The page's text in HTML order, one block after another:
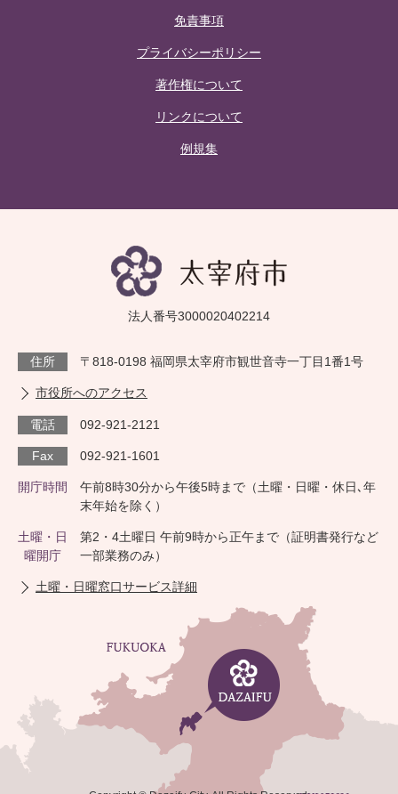
免責事項
プライバシーポリシー
著作権について
リンクについて
例規集
法人番号3000020402214
住所 〒818-0198 福岡県太宰府市観世音寺一丁目1番1号
市役所へのアクセス
電話 092-921-2121
Fax 092-921-1601
開庁時間
午前8時30分から午後5時まで（土曜・日曜・休日､年
末年始を除く）
土曜・日
曜開庁
第2・4土曜日 午前9時から正午まで（証明書発行など
一部業務のみ）
土曜・日曜窓口サービス詳細